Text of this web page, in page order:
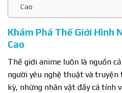
Cao
Khám Phá Thế Giới Hình
Cao
Thế giới anime luôn là nguồn
người yêu nghệ thuật và truyện
kỳ, những nhân vật đầy cá tính